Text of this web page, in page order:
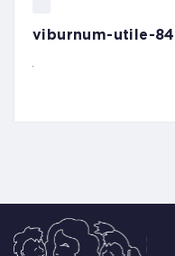
viburnum-utile-